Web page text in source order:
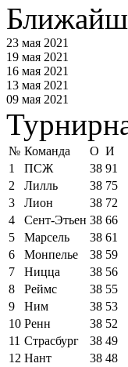
23 мая 2021
19 мая 2021
16 мая 2021
13 мая 2021
09 мая 2021
№ Команда О И
1
ПСЖ 38 91
2
Лилль 38 75
3
Лион 38 72
4
Сент-Этьен 38 66
5
Марсель 38 61
6
Монпелье 38 59
7
Ницца 38 56
8
Реймс 38 55
9
Ним 38 53
10 Ренн 38 52
11 Страсбург 38 49
12 Нант 38 48